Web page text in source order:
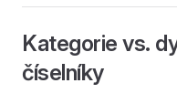
Kategorie vs.
číselníky